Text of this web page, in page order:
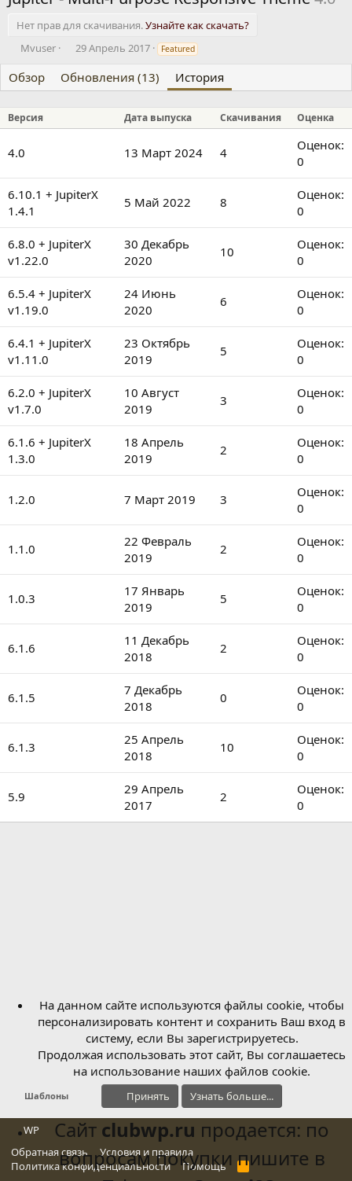
Нет прав для скачивания.Узнайте как скачать?
А
т
о
Mvuser
Д
т
а
з
н
и
я
29 Апрель 2017 Featured
Обзор Обновления (13) История
Версия Дата выпуска Скачивания Оценка
4.0 13 Март 2024 4
0
.
0
0
з
в
ё
з
д
Оценок:
0
6.10.1 + JupiterX
1.4.1
5 Май 2022 8
0
.
0
0
з
в
ё
з
д
Оценок:
0
6.8.0 + JupiterX
v1.22.0
30 Декабрь
2020
10
0
.
0
0
з
в
ё
з
д
Оценок:
0
6.5.4 + JupiterX
v1.19.0
24 Июнь
2020
6
0
.
0
0
з
в
ё
з
д
Оценок:
0
6.4.1 + JupiterX
v1.11.0
23 Октябрь
2019
5
0
.
0
0
з
в
ё
з
д
Оценок:
0
6.2.0 + JupiterX
v1.7.0
10 Август
2019
3
0
.
0
0
з
в
ё
з
д
Оценок:
0
6.1.6 + JupiterX
1.3.0
18 Апрель
2019
2
0
.
0
0
з
в
ё
з
д
Оценок:
0
1.2.0 7 Март 2019 3
0
.
0
0
з
в
ё
з
д
Оценок:
0
1.1.0
22 Февраль
2019
2
0
.
0
0
з
в
ё
з
д
Оценок:
0
1.0.3
17 Январь
2019
5
0
.
0
0
з
в
ё
з
д
Оценок:
0
6.1.6
11 Декабрь
2018
2
0
.
0
0
з
в
ё
з
д
Оценок:
0
6.1.5
7 Декабрь
2018
0
0
.
0
0
з
в
ё
з
д
Оценок:
0
6.1.3
25 Апрель
2018
10
0
.
0
0
з
в
Оценок:
0
5.9
29 Апрель
2017
2
0
.
0
Оценок:
0
Шаблоны
WP
Обратная связь
Условия и правила
Политика конфиденциальности
Помощь
R
На данном сайте используются файлы cookie, чтобы
персонализировать контент и сохранить Ваш вход в
систему, если Вы зарегистрируетесь.
Продолжая использовать этот сайт, Вы соглашаетесь
на использование наших файлов cookie.
Принять Узнать больше...
Сайт clubwp.ru продается: по
вопросам покупки пишите в